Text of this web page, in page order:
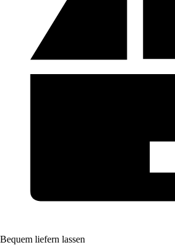
Bequem liefern lassen